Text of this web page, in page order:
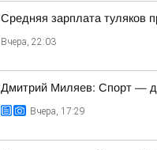
Средняя зарплата туляков
Вчера, 22:03
Дмитрий Миляев: Спорт —
Вчера, 17:29